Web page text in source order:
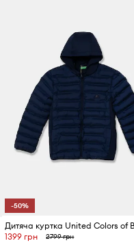
-50%
1399 грн 2799 грн